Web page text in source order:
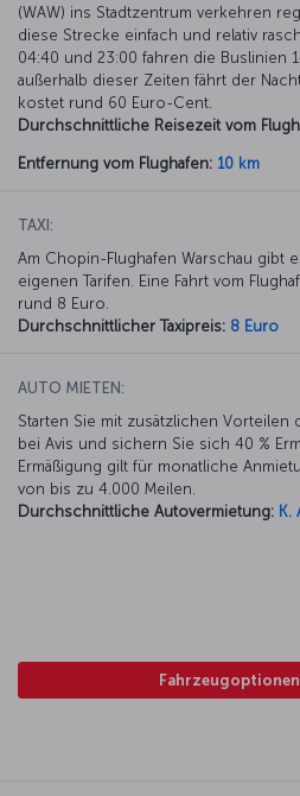
(WAW) ins Stadtzentrum verkehren
diese Strecke einfach und relativ
04:40 und 23:00 fahren die Buslinien
außerhalb dieser Zeiten fährt der
kostet rund 60 Euro-Cent.
Durchschnittliche Reisezeit vom
Entfernung vom Flughafen: 10 km
TAXI:
Am Chopin-Flughafen Warschau gibt
eigenen Tarifen. Eine Fahrt vom
rund 8 Euro.
Durchschnittlicher Taxipreis: 8 Euro
AUTO MIETEN:
Starten Sie mit zusätzlichen Vorteilen
bei Avis und sichern Sie sich 40 %
Ermäßigung gilt für monatliche
von bis zu 4.000 Meilen.
Durchschnittliche Autovermietung: K.